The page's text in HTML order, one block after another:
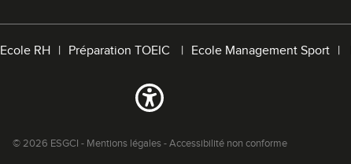
Ecole RH Préparation TOEIC Ecole Management Sport
© 2026 ESGCI - Mentions légales-Accessibilité non conforme